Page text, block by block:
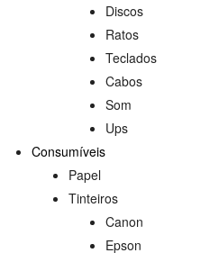
Discos
Ratos
Teclados
Cabos
Som
Ups
Consumíveis
Papel
Tinteiros
Canon
Epson